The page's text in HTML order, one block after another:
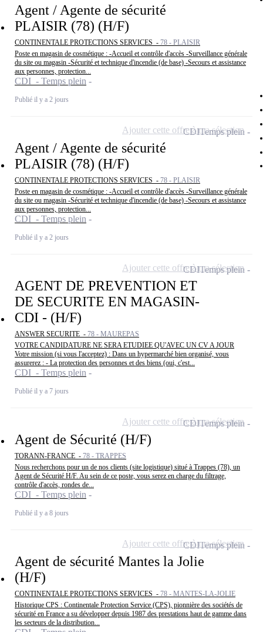
Agent / Agente de sécurité
PLAISIR (78) (H/F)
CONTINENTALE PROTECTIONS SERVICES - 78 - PLAISIR
Poste en magasin de cosmétique : -Accueil et contrôle d'accès -Surveillance générale
du site ou magasin -Sécurité et technique d'incendie (de base) -Secours et assistance
aux personnes, protection...
CDI - Temps plein
Publié il y a 2 jours
Agent / Agente de sécurité
PLAISIR (78) (H/F)
CONTINENTALE PROTECTIONS SERVICES - 78 - PLAISIR
Poste en magasin de cosmétique : -Accueil et contrôle d'accès -Surveillance générale
du site ou magasin -Sécurité et technique d'incendie (de base) -Secours et assistance
aux personnes, protection...
CDI - Temps plein
Publié il y a 2 jours
CDITemps plein
Ajouter cette offre à ma sélection
AGENT DE PREVENTION ET
DE SECURITE EN MAGASIN-
CDI - (H/F)
ANSWER SECURITE - 78 - MAUREPAS
VOTRE CANDIDATURE NE SERA ETUDIEE QU'AVEC UN CV A JOUR
Votre mission (si vous l'acceptez) : Dans un hypermarché bien organisé, vous
assurerez : - La protection des personnes et des biens (oui, c'est...
CDI - Temps plein
Publié il y a 7 jours
CDITemps plein
Ajouter cette offre à ma sélection
Agent de Sécurité (H/F)
TORANN-FRANCE - 78 - TRAPPES
Nous recherchons pour un de nos clients (site logistique) situé à Trappes (78), un
Agent de Sécurité H/F. Au sein de ce poste, vous serez en charge du filtrage,
contrôle d'accès, rondes de...
CDI - Temps plein
Publié il y a 8 jours
CDITemps plein
Ajouter cette offre à ma sélection
Agent de sécurité Mantes la Jolie
(H/F)
CONTINENTALE PROTECTIONS SERVICES - 78 - MANTES-LA-JOLIE
Historique CPS : Continentale Protection Service (CPS), pionnière des sociétés de
sécurité en France a su développer depuis 1987 des prestations haut de gamme dans
les secteurs de la distribution...
CDITemps plein
Ajouter cette offre à ma sélection